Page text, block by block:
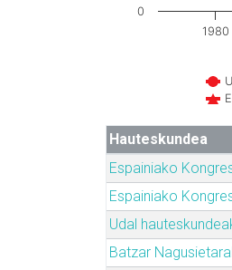
1980
0
Hauteskundea
Espainiako
Espainiako
Udal
Batzar